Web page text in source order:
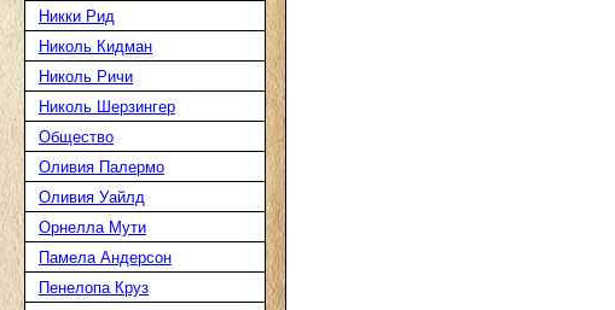
Никки Рид
Николь Кидман
Николь Ричи
Николь Шерзингер
Общество
Оливия Палермо
Оливия Уайлд
Орнелла Мути
Памела Андерсон
Пенелопа Круз